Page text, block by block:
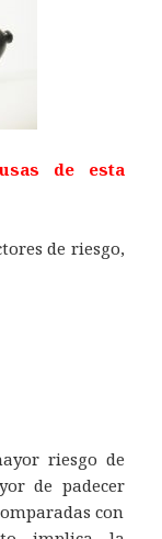
de esta
de riesgo,
riesgo de
de padecer
con